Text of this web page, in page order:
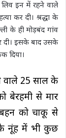
इन में रहने वाले
कर दी। श्रद्धा के
के ही मोड़बंद गांव
दी। इसके बाद उसके
दिया।
वाले 25 साल के
बेरहमी से मार
को चाकू से
के नूंह में भी कुछ